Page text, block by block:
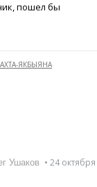
пошел бы
ЯКБЫЯНА
Ушаков
• 24 октября